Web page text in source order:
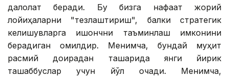
далолат беради. Бу бизга нафақат жорий
лойиҳаларни "тезлаштириш", балки стратегик
келишувларга ишончни таъминлаш имконини
берадиган омилдир. Менимча, бундай муҳит
расмий доирадан ташқарида янги йирик
ташаббуслар учун йўл очади. Менимча,